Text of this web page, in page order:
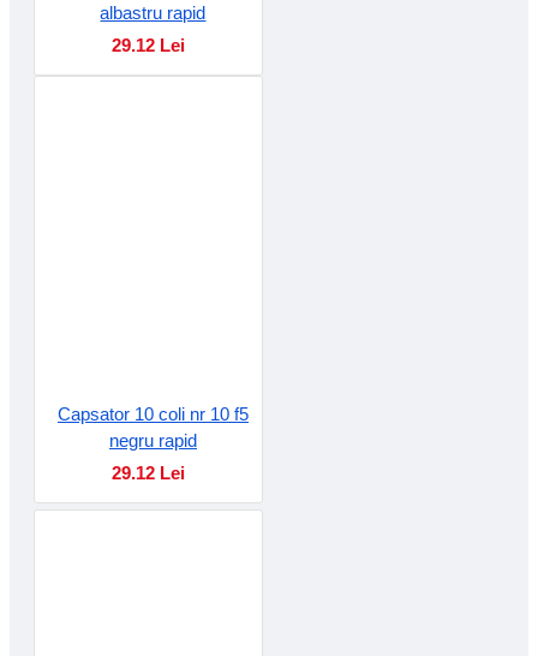
albastru rapid
29.12 Lei
Capsator 10 coli nr 10 f5
negru rapid
29.12 Lei